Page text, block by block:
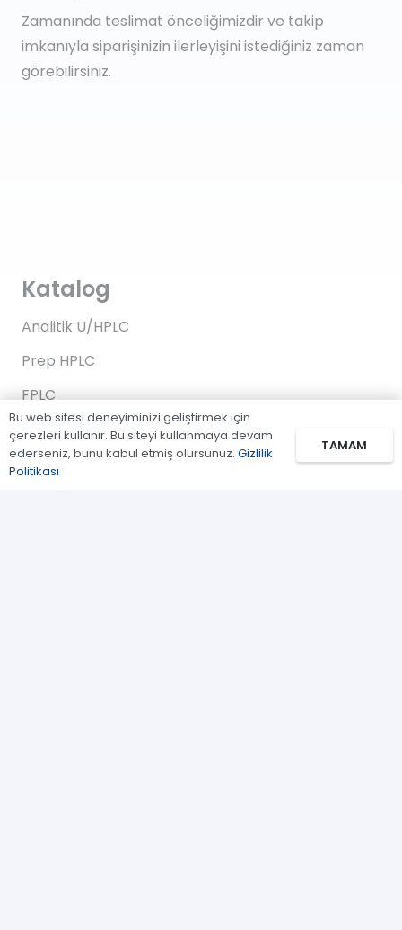
Zamanında teslimat önceliğimizdir ve takip
imkanıyla siparişinizin ilerleyişini istediğiniz zaman
görebilirsiniz.
Katalog
Analitik U/HPLC
Prep HPLC
FPLC
Gaz Kromatografi
Standartlar/Reaktifler
Bu web sitesi deneyiminizi geliştirmek için
çerezleri kullanır. Bu siteyi kullanmaya devam
ederseniz, bunu kabul etmiş olursunuz. Gizlilik
Politikası
TAMAM